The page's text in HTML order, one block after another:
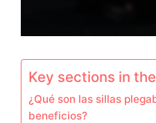
Key sections in
¿Qué son las sillas
beneficios?